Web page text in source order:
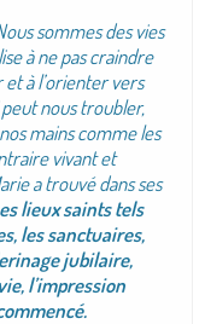
sommes des vies
à ne pas craindre
et à l’orienter vers
peut nous troubler,
mains comme les
vivant et
a trouvé dans ses
lieux saints tels
les sanctuaires,
jubilaire,
l’impression